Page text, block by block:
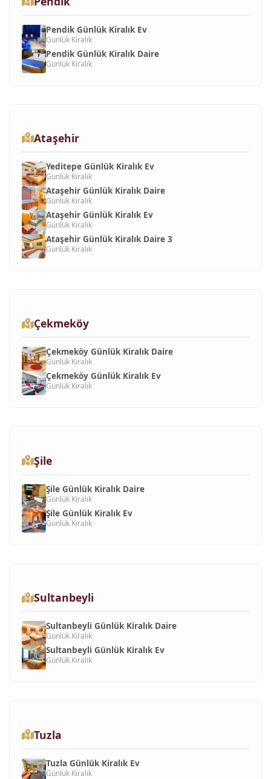
Pendik Günlük Kiralık Ev
Günlük Kiralık
Pendik Günlük Kiralık Daire
Günlük Kiralık
Ataşehir
Yeditepe Günlük Kiralık Ev
Günlük Kiralık
Ataşehir Günlük Kiralık Daire
Günlük Kiralık
Ataşehir Günlük Kiralık Ev
Günlük Kiralık
Ataşehir Günlük Kiralık Daire 3
Günlük Kiralık
Çekmeköy
Çekmeköy Günlük Kiralık Daire
Günlük Kiralık
Çekmeköy Günlük Kiralık Ev
Günlük Kiralık
Şile
Şile Günlük Kiralık Daire
Günlük Kiralık
Şile Günlük Kiralık Ev
Günlük Kiralık
Sultanbeyli
Sultanbeyli Günlük Kiralık Daire
Günlük Kiralık
Sultanbeyli Günlük Kiralık Ev
Günlük Kiralık
Tuzla
Tuzla Günlük Kiralık Ev
Günlük Kiralık